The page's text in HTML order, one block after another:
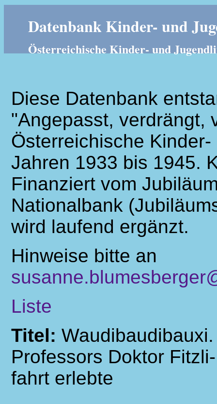
Datenbank Kinder- und
Österreichische Kinder- und
Diese Datenbank
"Angepasst, verdrängt,
Österreichische
Jahren 1933 bis 1945.
Finanziert vom
Nationalbank
wird laufend ergänzt.
Hinweise bitte an
Liste
Titel:
Professors Doktor
fahrt erlebte